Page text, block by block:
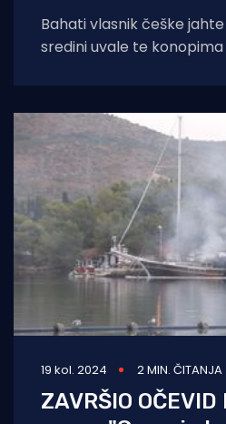
Bahati vlasnik češke
sredini uvale te
19 kol. 2024 2 MIN. ČITANJA
ZAVRŠIO